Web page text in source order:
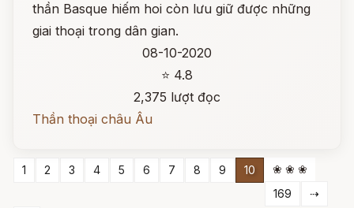
thần Basque hiếm hoi còn lưu giữ được những
giai thoại trong dân gian.
08-10-2020
⭐ 4.8
2,375 lượt đọc
Thần thoại châu Âu
1 2 3 4 5 6 7 8 9 10
❀ ❀ ❀
169
⇢